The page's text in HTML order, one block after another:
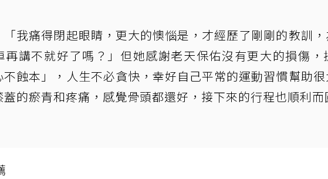
「我痛得閉起眼睛，更大的懊惱是，才經歷了剛剛的教訓
再講不就好了嗎？」但她感謝老天保佑沒有更大的損傷，
蝕本」，人生不必貪快，幸好自己平常的運動習慣幫助
的瘀青和疼痛，感覺骨頭都還好，接下來的行程也順利而